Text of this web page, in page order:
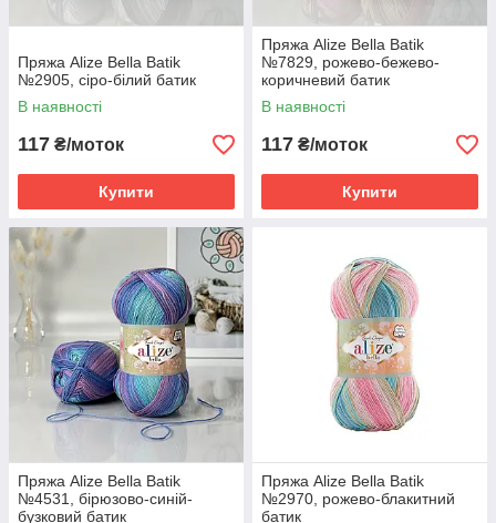
Пряжа Alize Bella Batik
№2905, сіро-білий батик
В наявності
117 ₴/моток
Купити
Пряжа Alize Bella Batik
№7829, рожево-бежево-
коричневий батик
В наявності
117 ₴/моток
Купити
Пряжа Alize Bella Batik
№4531, бірюзово-синій-
бузковий батик
Пряжа Alize Bella Batik
№2970, рожево-блакитний
батик